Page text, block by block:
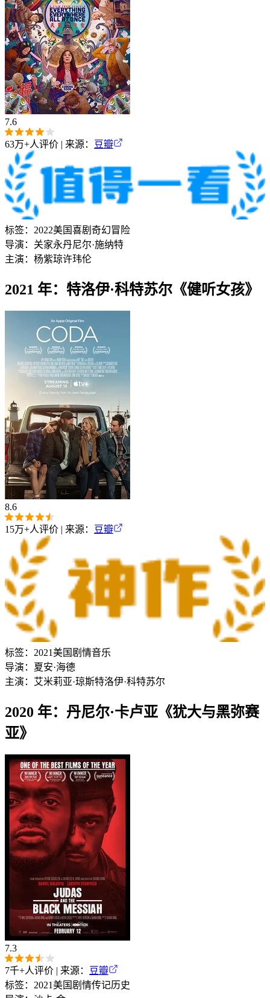
7.6
63万+人评价 | 来源： 豆瓣
标签： 2022美国喜剧 奇幻冒险
导演： 关家永丹尼尔·施纳特
主演： 杨紫琼许玮伦
2021 年：特洛伊·科特苏尔《健听女孩》
8.6
15万+人评价 | 来源： 豆瓣
标签： 2021美国 剧情音乐
导演： 夏安·海德
主演： 艾米莉亚·琼斯特洛伊·科特苏尔
2020 年：丹尼尔·卡卢亚《犹大与黑弥赛
亚》
7.3
7千+人评价 | 来源：
豆瓣
标签： 2021美国 剧情传记历史